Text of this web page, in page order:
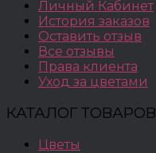
Личный Кабинет
История заказов
Оставить отзыв
Все отзывы
Права клиента
Уход за цветами
КАТАЛОГ ТОВАРОВ
Цветы